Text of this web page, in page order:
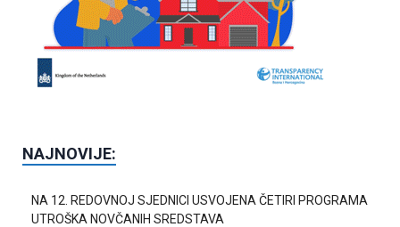
NAJNOVIJE:
NA 12. REDOVNOJ SJEDNICI USVOJENA ČETIRI PROGRAMA
UTROŠKA NOVČANIH SREDSTAVA